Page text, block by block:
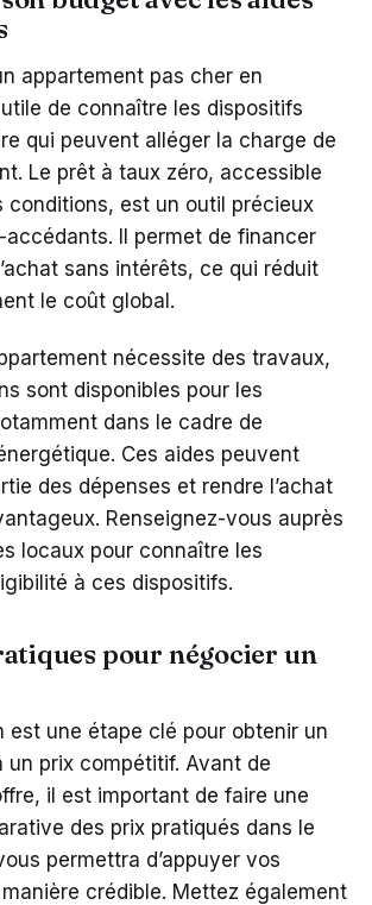
appartement pas cher en
de connaître les dispositifs
qui peuvent alléger la charge de
Le prêt à taux zéro, accessible
conditions, est un outil précieux
accédants. Il permet de financer
sans intérêts, ce qui réduit
le coût global.
nécessite des travaux,
sont disponibles pour les
dans le cadre de
Ces aides peuvent
des dépenses et rendre l’achat
Renseignez-vous auprès
locaux pour connaître les
à ces dispositifs.
pour négocier un
est une étape clé pour obtenir un
un prix compétitif. Avant de
il est important de faire une
des prix pratiqués dans le
permettra d’appuyer vos
crédible. Mettez également